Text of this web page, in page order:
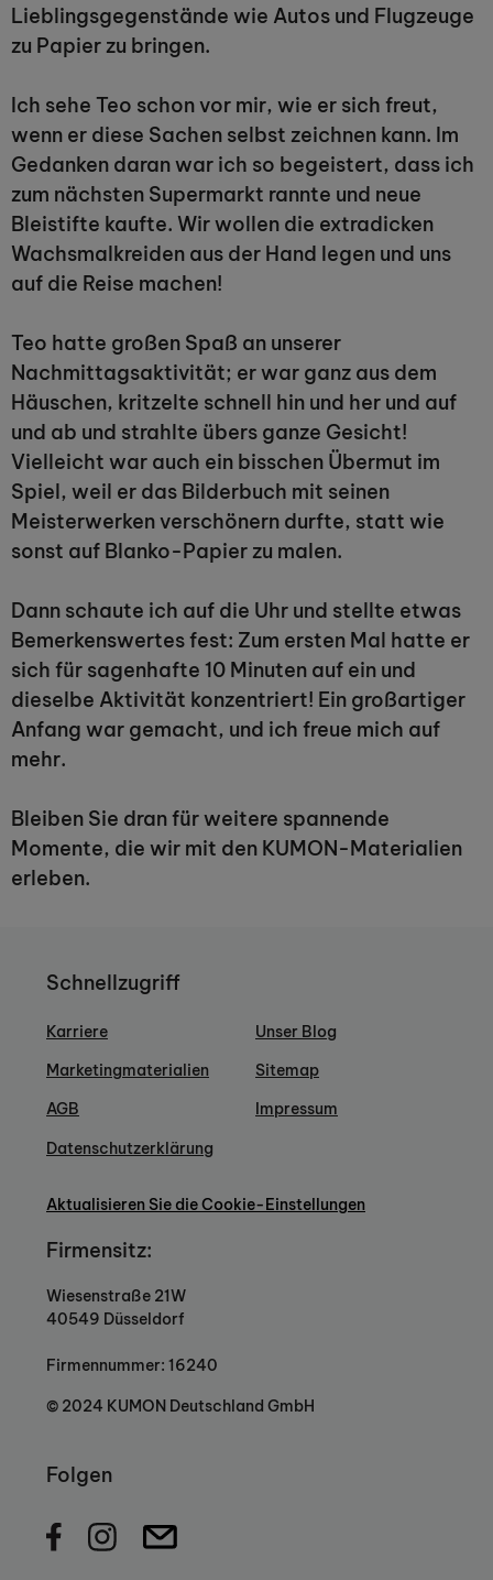
Lieblingsgegenstände wie Autos und Flugzeuge
zu Papier zu bringen.
Ich sehe Teo schon vor mir, wie er sich freut,
wenn er diese Sachen selbst zeichnen kann. Im
Gedanken daran war ich so begeistert, dass ich
zum nächsten Supermarkt rannte und neue
Bleistifte kaufte. Wir wollen die extradicken
Wachsmalkreiden aus der Hand legen und uns
auf die Reise machen!
Teo hatte großen Spaß an unserer
Nachmittagsaktivität; er war ganz aus dem
Häuschen, kritzelte schnell hin und her und auf
und ab und strahlte übers ganze Gesicht!
Vielleicht war auch ein bisschen Übermut im
Spiel, weil er das Bilderbuch mit seinen
Meisterwerken verschönern durfte, statt wie
sonst auf Blanko-Papier zu malen.
Dann schaute ich auf die Uhr und stellte etwas
Bemerkenswertes fest: Zum ersten Mal hatte er
sich für sagenhafte 10 Minuten auf ein und
dieselbe Aktivität konzentriert! Ein großartiger
Anfang war gemacht, und ich freue mich auf
mehr.
Bleiben Sie dran für weitere spannende
Momente, die wir mit den KUMON-Materialien
erleben.
Schnellzugriff
Karriere
Marketingmaterialien
AGB
Datenschutzerklärung
Unser Blog
Sitemap
Impressum
Aktualisieren Sie die Cookie-Einstellungen
Firmensitz:
Wiesenstraße 21W
40549 Düsseldorf
Firmennummer: 16240
© 2024 KUMON Deutschland GmbH
Folgen